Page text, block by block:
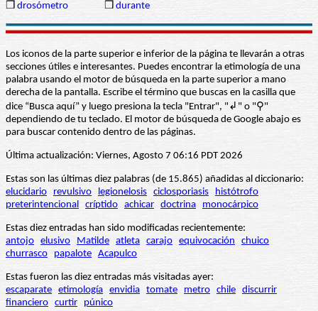
❒ drosómetro ❒ durante
Los iconos de la parte superior e inferior de la página te llevarán a otras
secciones útiles e interesantes. Puedes encontrar la etimología de una
palabra usando el motor de búsqueda en la parte superior a mano
derecha de la pantalla. Escribe el término que buscas en la casilla que
dice “Busca aquí” y luego presiona la tecla "Entrar", "↲" o "⚲"
dependiendo de tu teclado. El motor de búsqueda de Google abajo es
para buscar contenido dentro de las páginas.
Última actualización: Viernes, Agosto 7 06:16 PDT 2026
Estas son las últimas diez palabras (de 15.865) añadidas al diccionario:
elucidario
revulsivo legionelosis ciclosporiasis
histótrofo
preterintencional críptido achicar doctrina monocárpico
Estas diez entradas han sido modificadas recientemente:
antojo elusivo Matilde atleta carajo equivocación
chuico
churrasco
papalote Acapulco
Estas fueron las diez entradas más visitadas ayer:
escaparate etimología envidia tomate metro chile discurrir
financiero curtir púnico